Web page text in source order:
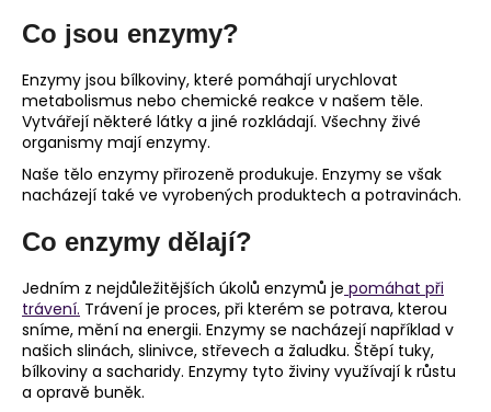
Co jsou enzymy?
Enzymy jsou bílkoviny, které pomáhají urychlovat
metabolismus nebo chemické reakce v našem těle.
Vytvářejí některé látky a jiné rozkládají. Všechny živé
organismy mají enzymy.
Naše tělo enzymy přirozeně produkuje. Enzymy se však
nacházejí také ve vyrobených produktech a potravinách.
Co enzymy dělají?
Jedním z nejdůležitějších úkolů enzymů je pomáhat při
trávení. Trávení je proces, při kterém se potrava, kterou
sníme, mění na energii. Enzymy se nacházejí například v
našich slinách, slinivce, střevech a žaludku. Štěpí tuky,
bílkoviny a sacharidy. Enzymy tyto živiny využívají k růstu
a opravě buněk.
HLEDAT
o
o
r
u
č
u